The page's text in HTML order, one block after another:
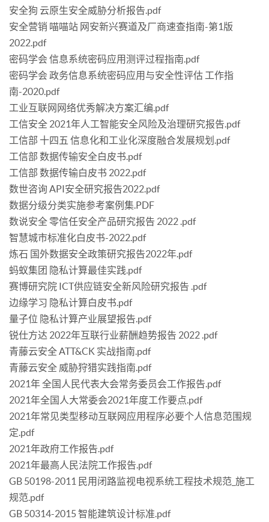
安全狗 云原生安全威胁分析报告.pdf
安全营销 喵喵站 网安新兴赛道及厂商速查指南-第1版
2022.pdf
密码学会 信息系统密码应用测评过程指南.pdf
密码学会 政务信息系统密码应用与安全性评估 工作指
南-2020.pdf
工业互联网网络优秀解决方案汇编.pdf
工信安全 2021年人工智能安全风险及治理研究报告.pdf
工信部 十四五 信息化和工业化深度融合发展规划.pdf
工信部 数据传输安全白皮书.pdf
工信部 数据传输白皮书 2022.pdf
数世咨询 API安全研究报告2022.pdf
数据分级分类实施参考案例集.PDF
数说安全 零信任安全产品研究报告 2022 .pdf
智慧城市标准化白皮书-2022.pdf
炼石 国外数据安全政策研究报告2022年.pdf
蚂蚁集团 隐私计算最佳实践.pdf
赛博研究院 ICT供应链安全新风险研究报告 .pdf
边缘学习 隐私计算白皮书.pdf
量子位 隐私计算产业展望报告.pdf
锐仕方达 2022年互联行业薪酬趋势报告 2022 .pdf
青藤云安全 ATT&CK 实战指南.pdf
青藤云安全 威胁狩猎实践指南.pdf
2021年 全国人民代表大会常务委员会工作报告.pdf
2021年全国人大常委会2021年度工作要点.pdf
2021年常见类型移动互联网应用程序必要个人信息范围规
定.pdf
2021年政府工作报告.pdf
2021年最高人民法院工作报告.pdf
GB 50198-2011 民用闭路监视电视系统工程技术规范_施工
规范.pdf
GB 50314-2015 智能建筑设计标准.pdf